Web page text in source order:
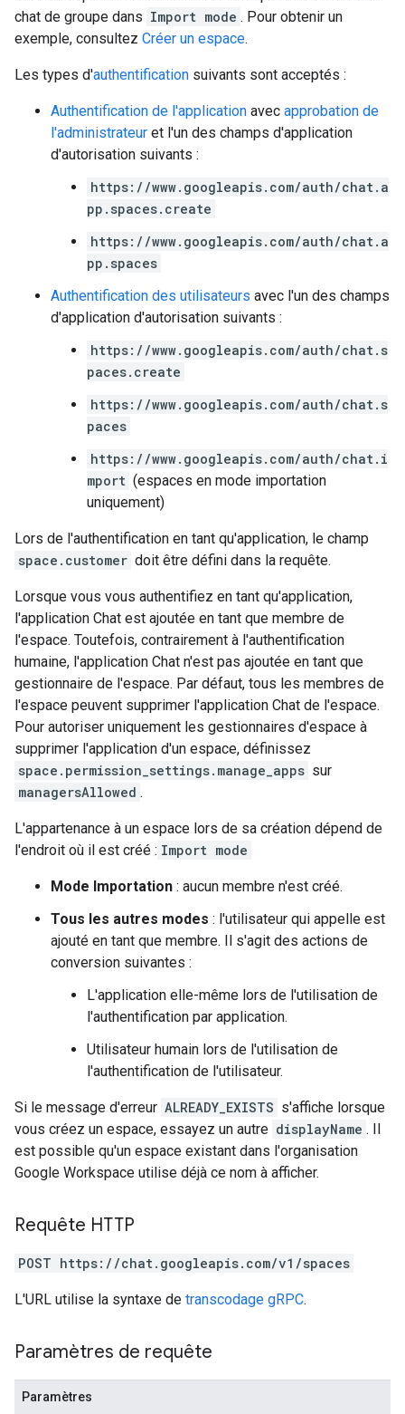
chat de groupe dans Import mode . Pour obtenir un
exemple, consultez Créer un espace.
Les types d'authentification suivants sont acceptés :
Authentification de l'application avec approbation de
l'administrateur et l'un des champs d'application
d'autorisation suivants :
https://www.googleapis.com/auth/chat.a
pp.spaces.create
https://www.googleapis.com/auth/chat.a
pp.spaces
Authentification des utilisateurs avec l'un des champs
d'application d'autorisation suivants :
https://www.googleapis.com/auth/chat.s
paces.create
https://www.googleapis.com/auth/chat.s
paces
https://www.googleapis.com/auth/chat.i
mport (espaces en mode importation
uniquement)
Lors de l'authentification en tant qu'application, le champ
space.customer doit être défini dans la requête.
Lorsque vous vous authentifiez en tant qu'application,
l'application Chat est ajoutée en tant que membre de
l'espace. Toutefois, contrairement à l'authentification
humaine, l'application Chat n'est pas ajoutée en tant que
gestionnaire de l'espace. Par défaut, tous les membres de
l'espace peuvent supprimer l'application Chat de l'espace.
Pour autoriser uniquement les gestionnaires d'espace à
supprimer l'application d'un espace, définissez
space.permission_settings.manage_apps sur
managersAllowed .
L'appartenance à un espace lors de sa création dépend de
l'endroit où il est créé : Import mode
Mode Importation : aucun membre n'est créé.
Tous les autres modes : l'utilisateur qui appelle est
ajouté en tant que membre. Il s'agit des actions de
conversion suivantes :
L'application elle-même lors de l'utilisation de
l'authentification par application.
Utilisateur humain lors de l'utilisation de
l'authentification de l'utilisateur.
Si le message d'erreur ALREADY_EXISTS s'affiche lorsque
vous créez un espace, essayez un autre displayName . Il
est possible qu'un espace existant dans l'organisation
Google Workspace utilise déjà ce nom à afficher.
Requête HTTP
POST https://chat.googleapis.com/v1/spaces
L'URL utilise la syntaxe de transcodage gRPC.
Paramètres de requête
Paramètres